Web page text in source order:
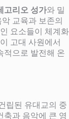
고리오 성가와 밀
교육과 보존의
요소들이 체계화
고대 사원에서
적으로 발전해 온
립된 유대교의 중
축과 음악에 큰 영